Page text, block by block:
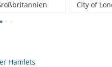
City of
Hamlets